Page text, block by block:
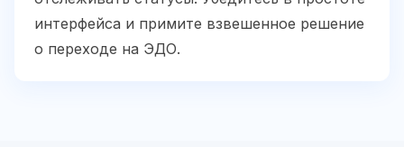
интерфейса и примите взвешенное решение
о переходе на ЭДО.